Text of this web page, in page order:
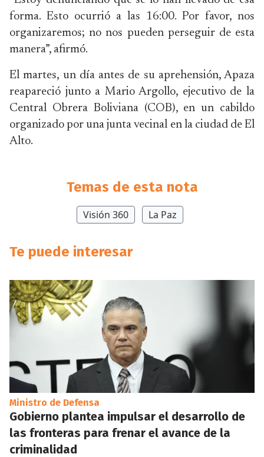
forma. Esto ocurrió a las 16:00. Por favor, nos
organizaremos; no nos pueden perseguir de esta
manera”, afirmó.
El martes, un día antes de su aprehensión, Apaza
reapareció junto a Mario Argollo, ejecutivo de la
Central Obrera Boliviana (COB), en un cabildo
organizado por una junta vecinal en la ciudad de El
Alto.
Temas de esta nota
Visión 360 La Paz
Te puede interesar
Ministro de Defensa
Gobierno plantea impulsar el desarrollo de
las fronteras para frenar el avance de la
criminalidad